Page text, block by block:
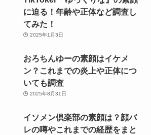
に迫る！年齢や正体など調査し
てみた！
2025年1月3日
おろちんゆーの素顔はイケメ
ン？これまでの炎上や正体につ
いても調査
2025年8月31日
イソメン倶楽部の素顔は？顔バ
レの噂やこれまでの経歴をまと